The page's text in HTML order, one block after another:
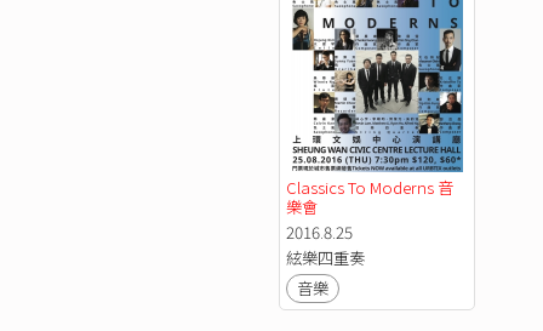
Classics To Moderns 音
樂會
2016.8.25
絃樂四重奏
音樂